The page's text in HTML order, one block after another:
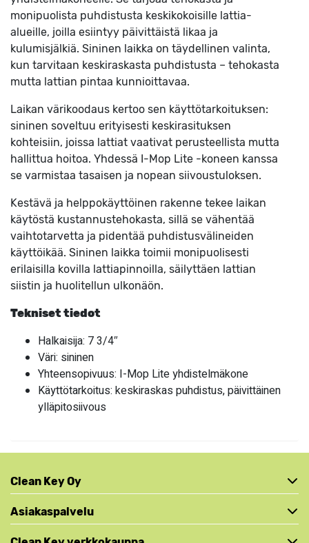
monipuolista puhdistusta keskikokoisille lattia-
alueille, joilla esiintyy päivittäistä likaa ja
kulumisjälkiä. Sininen laikka on täydellinen valinta,
kun tarvitaan keskiraskasta puhdistusta – tehokasta
mutta lattian pintaa kunnioittavaa.
Laikan värikoodaus kertoo sen käyttötarkoituksen:
sininen soveltuu erityisesti keskirasituksen
kohteisiin, joissa lattiat vaativat perusteellista mutta
hallittua hoitoa. Yhdessä I-Mop Lite -koneen kanssa
se varmistaa tasaisen ja nopean siivoustuloksen.
Kestävä ja helppokäyttöinen rakenne tekee laikan
käytöstä kustannustehokasta, sillä se vähentää
vaihtotarvetta ja pidentää puhdistusvälineiden
käyttöikää. Sininen laikka toimii monipuolisesti
erilaisilla kovilla lattiapinnoilla, säilyttäen lattian
siistin ja huolitellun ulkonäön.
Tekniset tiedot
Halkaisija: 7 3/4″
Väri: sininen
Yhteensopivuus: I-Mop Lite yhdistelmäkone
Käyttötarkoitus: keskiraskas puhdistus, päivittäinen
ylläpitosiivous
Clean Key Oy
Asiakaspalvelu